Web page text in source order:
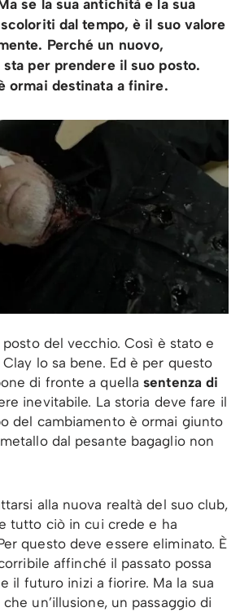
se la sua antichità e la sua
dal tempo, è il suo valore
Perché un nuovo,
per prendere il suo posto.
ormai destinata a finire.
del vecchio. Così è stato e
lo sa bene. Ed è per questo
di fronte a quellasentenza di
inevitabile. La storia deve fare il
del cambiamento è ormai giunto
dal pesante bagaglio non
alla nuova realtà del suo club,
tutto ciò in cui crede e ha
questo deve essere eliminato. È
affinché il passato possa
il futuro inizi a fiorire. Ma la sua
un’illusione, un passaggio di